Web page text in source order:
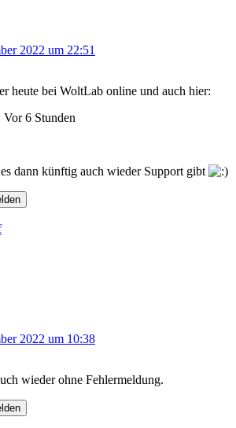
2022 um 22:51
heute bei WoltLab online und auch hier:
6 Stunden
dann künftig auch wieder Support gibt
2022 um 10:38
wieder ohne Fehlermeldung.